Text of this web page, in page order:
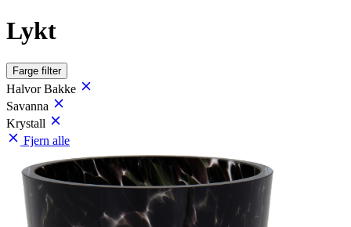
Lykt
Farge filter
Halvor Bakke
Savanna
Krystall
Fjern alle